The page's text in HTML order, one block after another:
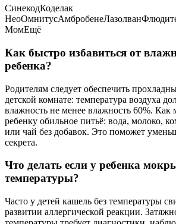
СинекодКоделак
МомЕщё
Как быстро избавиться от
ребенка?
Родителям следует обеспечить
детской комнате: температура воздуха
влажность не менее влажность 60%. Как
ребенку обильное питьё: вода, молоко,
или чай без добавок. Это поможет
секрета.
Что делать если у ребенка
температуры?
Часто у детей кашель без температуры
развитии аллергической реакции.